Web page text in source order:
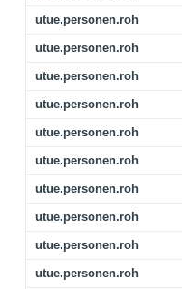
utue.personen.roh
utue.personen.roh
utue.personen.roh
utue.personen.roh
utue.personen.roh
utue.personen.roh
utue.personen.roh
utue.personen.roh
utue.personen.roh
utue.personen.roh